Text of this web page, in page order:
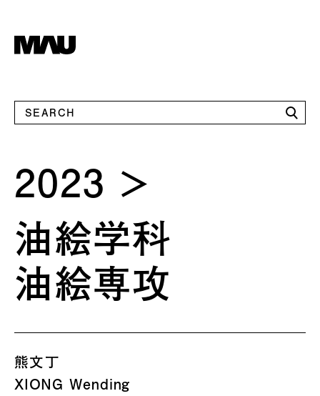
2023
油絵学科
油絵専攻
熊文丁
XIONG Wending